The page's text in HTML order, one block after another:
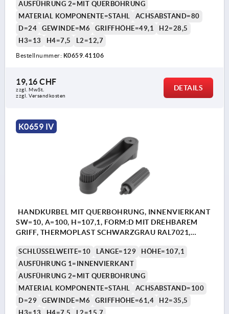
AUSFÜHRUNG 2=MIT QUERBOHRUNG
MATERIAL KOMPONENTE=STAHL
ACHSABSTAND=80
D=24
GEWINDE=M6 GRIFFHÖHE=49,1
H2=28,5
H3=13
H4=7,5 L2=12,7
Bestellnummer: K0659.41106
19,16 CHF
zzgl. MwSt.
zzgl. Versandkosten
DETAILS
K0659 IV
HANDKURBEL MIT QUERBOHRUNG, INNENVIERKANT
SW=10, A=100, H=107,1, FORM:D MIT DREHBAREM
GRIFF, THERMOPLAST SCHWARZGRAU RAL7021,
SCHLÜSSELWEITE=10 LÄNGE=129
HÖHE=107,1
AUSFÜHRUNG 1=INNENVIERKANT
AUSFÜHRUNG 2=MIT QUERBOHRUNG
MATERIAL KOMPONENTE=STAHL
ACHSABSTAND=100
D=29
GEWINDE=M6 GRIFFHÖHE=61,4
H2=35,5